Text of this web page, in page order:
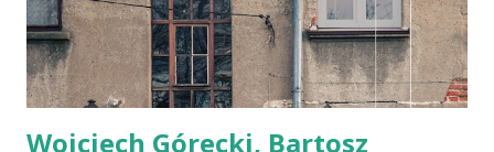
przepraszam PRZYGODY, w Londynie i decyduje się
przenieść do mieszkania wnuczki, które ta wynajmuje z
dwoma innymi osobami. Sama zostawia Leenie swój dom, z...
Wojciech Górecki, Bartosz